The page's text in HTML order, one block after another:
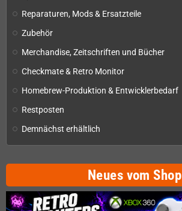
Reparaturen, Mods & Ersatzteile
Zubehör
Merchandise, Zeitschriften und Bücher
Checkmate & Retro Monitor
Homebrew-Produktion & Entwicklerbedarf
Restposten
Demnächst erhältlich
Neues vom Shop